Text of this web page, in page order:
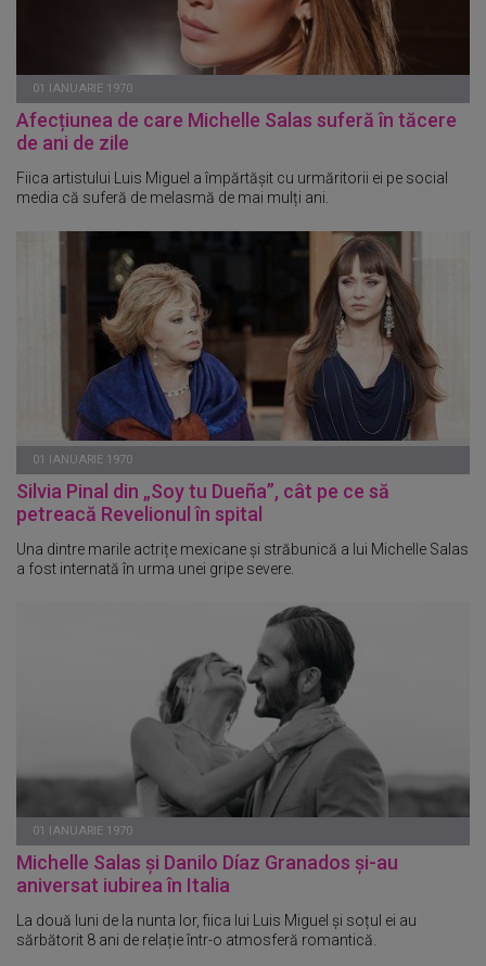
01 IANUARIE 1970
Afecțiunea de care Michelle Salas suferă în tăcere
de ani de zile
Fiica artistului Luis Miguel a împărtășit cu urmăritorii ei pe social
media că suferă de melasmă de mai mulți ani.
01 IANUARIE 1970
Silvia Pinal din „Soy tu Dueña”, cât pe ce să
petreacă Revelionul în spital
Una dintre marile actrițe mexicane și străbunică a lui Michelle Salas
a fost internată în urma unei gripe severe.
01 IANUARIE 1970
Michelle Salas și Danilo Díaz Granados și-au
aniversat iubirea în Italia
La două luni de la nunta lor, fiica lui Luis Miguel și soțul ei au
sărbătorit 8 ani de relație într-o atmosferă romantică.